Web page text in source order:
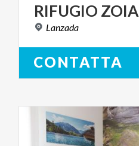
RIFUGIO ZOIA
Lanzada
CONTATTA